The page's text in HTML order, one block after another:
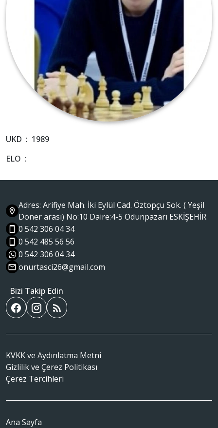
UKD : 1989
ELO :
Adres: Arifiye Mah. İki Eylül Cad. Öztopçu Sok. ( Yeşil
Döner arası) No:10 Daire:4-5 Odunpazarı ESKİŞEHİR
0 542 306 04 34
0 542 485 56 56
0 542 306 04 34
onurtasci26@gmail.com
Bizi Takip Edin
KVKK ve Aydınlatma Metni
Gizlilik ve Çerez Politikası
Çerez Tercihleri
Ana Sayfa